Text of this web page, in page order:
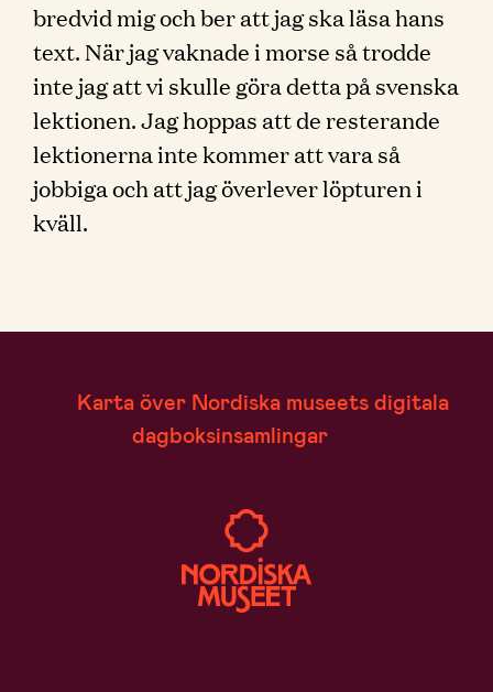
bredvid mig och ber att jag ska läsa hans
text. När jag vaknade i morse så trodde
inte jag att vi skulle göra detta på svenska
lektionen. Jag hoppas att de resterande
lektionerna inte kommer att vara så
jobbiga och att jag överlever löpturen i
kväll.
Karta över Nordiska museets digitala
dagboksinsamlingar